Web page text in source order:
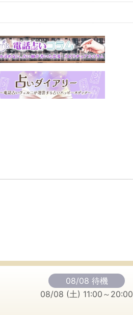
08/08 待機
08/08 (土) 11:00～20:00